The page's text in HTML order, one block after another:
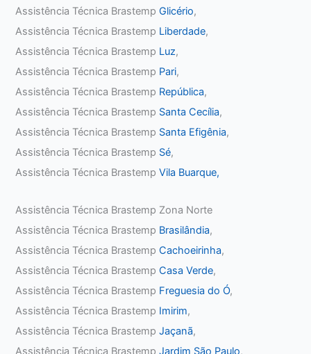
Assistência Técnica BrastempGlicério,
Assistência Técnica Brastemp Liberdade,
Assistência Técnica Brastemp Luz,
Assistência Técnica Brastemp Pari,
Assistência Técnica Brastemp República,
Assistência Técnica Brastemp Santa Cecília,
Assistência Técnica Brastemp Santa Efigênia,
Assistência Técnica Brastemp Sé,
Assistência Técnica BrastempVila Buarque,
Assistência Técnica Brastemp Zona Norte
Assistência Técnica Brastemp Brasilândia,
Assistência Técnica BrastempCachoeirinha,
Assistência Técnica BrastempCasa Verde,
Assistência Técnica Brastemp Freguesia do Ó,
Assistência Técnica Brastemp Imirim,
Assistência Técnica BrastempJaçanã,